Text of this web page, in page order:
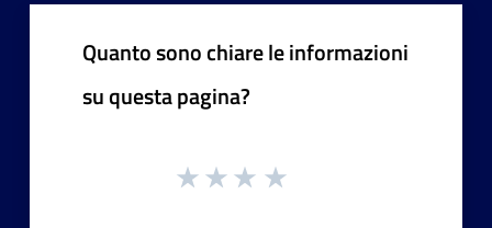
Quanto sono chiare le informazioni
su questa pagina?